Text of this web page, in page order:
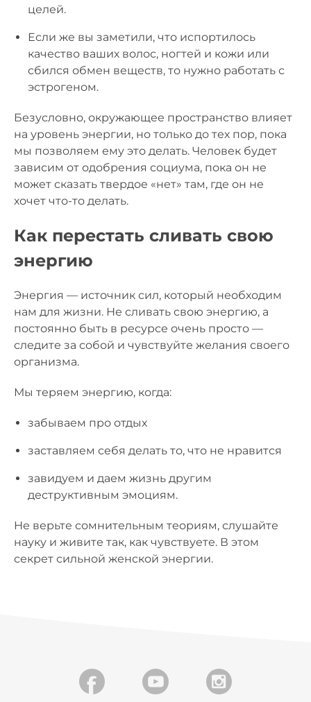
целей.
Если же вы заметили, что испортилось
качество ваших волос, ногтей и кожи или
сбился обмен веществ, то нужно работать с
эстрогеном.
Безусловно, окружающее пространство влияет
на уровень энергии, но только до тех пор, пока
мы позволяем ему это делать. Человек будет
зависим от одобрения социума, пока он не
может сказать твердое «нет» там, где он не
хочет что-то делать.
Как перестать сливать свою
энергию
Энергия — источник сил, который необходим
нам для жизни. Не сливать свою энергию, а
постоянно быть в ресурсе очень просто —
следите за собой и чувствуйте желания своего
организма.
Мы теряем энергию, когда:
забываем про отдых
заставляем себя делать то, что не нравится
завидуем и даем жизнь другим
деструктивным эмоциям.
Не верьте сомнительным теориям, слушайте
науку и живите так, как чувствуете. В этом
секрет сильной женской энергии.